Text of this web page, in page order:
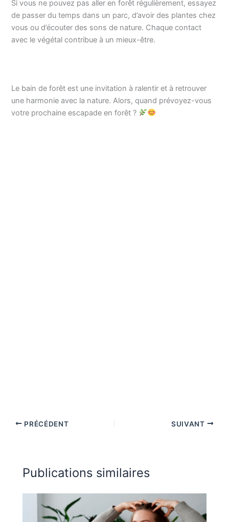
Si vous ne pouvez pas aller en forêt régulièrement, essayez
de passer du temps dans un parc, d’avoir des plantes chez
vous ou d’écouter des sons de nature. Chaque contact
avec le végétal contribue à un mieux-être.
Le bain de forêt est une invitation à ralentir et à retrouver
une harmonie avec la nature. Alors, quand prévoyez-vous
votre prochaine escapade en forêt ?
PRÉCÉDENT SUIVANT
Publications similaires